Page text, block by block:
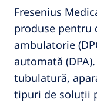
Fresenius
produse pentru
ambulatorie
automată
tubulatură,
tipuri de soluții